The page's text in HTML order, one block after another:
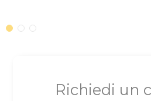
Richiedi un